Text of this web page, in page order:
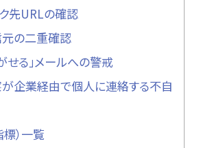
先URLの確認
の二重確認
せる」メールへの警戒
企業経由で個人に連絡する不自
）一覧